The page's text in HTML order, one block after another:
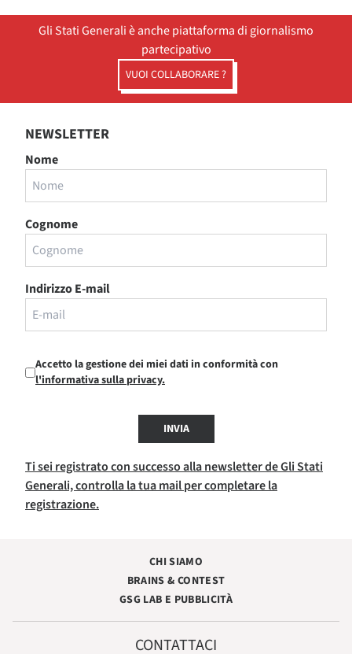
Gli Stati Generali è anche piattaforma di giornalismo
partecipativo
VUOI COLLABORARE ?
NEWSLETTER
Nome
Cognome
Indirizzo E-mail
Accetto la gestione dei miei dati in conformità con
l'informativa sulla privacy.
INVIA
Ti sei registrato con successo alla newsletter de Gli Stati
Generali, controlla la tua mail per completare la
registrazione.
CHI SIAMO
BRAINS & CONTEST
GSG LAB E PUBBLICITÀ
CONTATTACI